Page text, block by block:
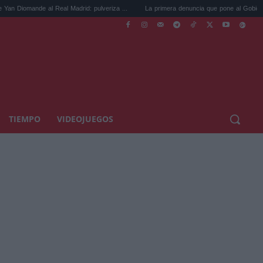
al Real Madrid: pulveriza ... La primera denuncia que pone al Gobierno de Ayuso ...
TIEMPO VIDEOJUEGOS